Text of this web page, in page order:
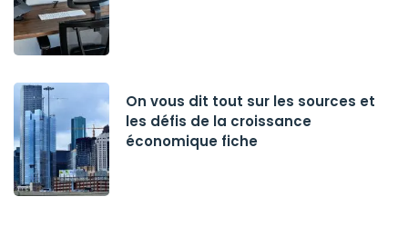
On vous dit tout sur les sources et
les défis de la croissance
économique fiche